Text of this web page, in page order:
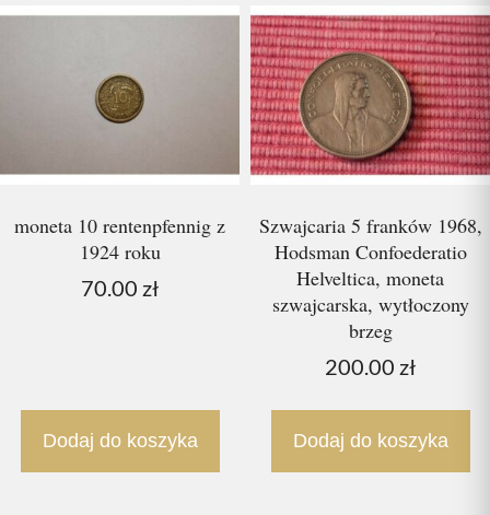
moneta 10 rentenpfennig z
1924 roku
70.00 zł
Dodaj do koszyka
Szwajcaria 5 franków 1968,
Hodsman Confoederatio
Helveltica, moneta
szwajcarska, wytłoczony
brzeg
200.00 zł
Dodaj do koszyka